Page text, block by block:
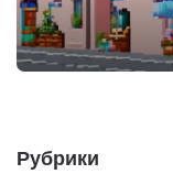
Рубрики